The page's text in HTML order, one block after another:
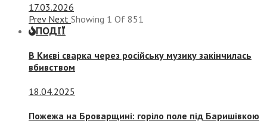
17.03.2026
Prev Next Showing 1 Of 851
ПОДІЇ
В Києві сварка через російську музику закінчилась
вбивством
18.04.2025
Пожежа на Броварщині: горіло поле під Баришівкою